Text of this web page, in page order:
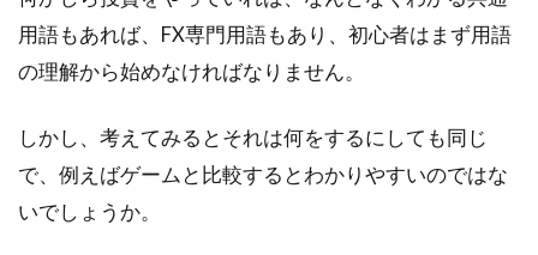
れがちですが、その反面損失を生み出すことも
株式投資で失敗する人のパターンを
用語もあれば、FX専門用語もあり、初心者はまず用語
の理解から始めなければなりません。
しかし、考えてみるとそれは何をするにしても同じ
で、例えばゲームと比較するとわかりやすいのではな
いでしょうか。